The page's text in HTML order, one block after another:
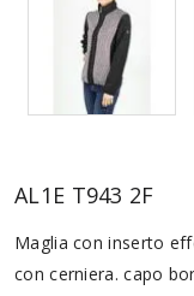
AL1E T943 2F
Maglia con inserto
con cerniera. capo